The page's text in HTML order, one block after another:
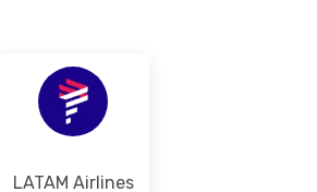
LATAM Airlines